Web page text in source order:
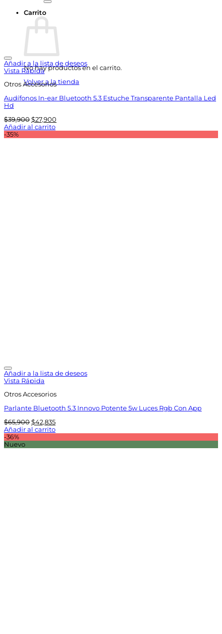
Carrito
No hay productos en el carrito.
Volver a la tienda
Añadir a la lista de deseos
Vista Rápida
Otros Accesorios
Audífonos In-ear Bluetooth 5.3 Estuche Transparente Pantalla Led
Hd
$39,900 El
precio
$27,900
Añadir al carrito
-35%
Añadir a la lista de deseos
Vista Rápida
Otros Accesorios
Parlante Bluetooth 5.3 Innovo Potente 5w Luces Rgb Con App
$65,900 El
precio
$42,835El
precio
Añadir al carrito
-36%
Nuevo